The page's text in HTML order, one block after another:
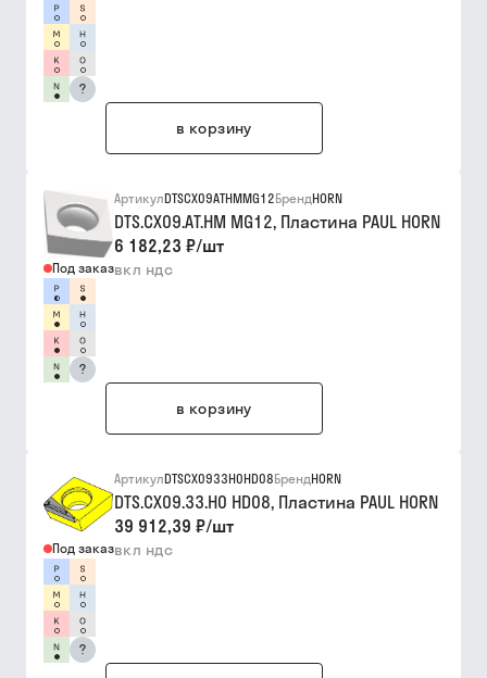
?
в корзину
Под заказ
?
АртикулDTSCX09ATHMMG12БрендHORN
DTS.CX09.AT.HM MG12, Пластина PAUL HORN
6 182,23 ₽/шт
вкл ндс
в корзину
Под заказ
?
АртикулDTSCX0933H0HD08БрендHORN
DTS.CX09.33.H0 HD08, Пластина PAUL HORN
39 912,39 ₽/шт
вкл ндс